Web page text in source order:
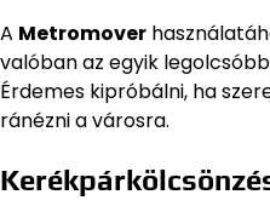
A Metromover
valóban az egyik
Érdemes kipróbálni, ha
ránézni a városra.